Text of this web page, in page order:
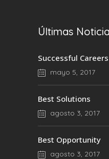
Últimas
Successful Careers
mayo 5, 2017
Best Solutions
agosto 3, 2017
Best Opportunity
agosto 3, 2017